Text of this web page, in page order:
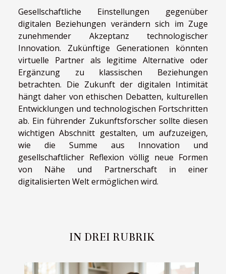
Gesellschaftliche Einstellungen gegenüber
digitalen Beziehungen verändern sich im Zuge
zunehmender Akzeptanz technologischer
Innovation. Zukünftige Generationen könnten
virtuelle Partner als legitime Alternative oder
Ergänzung zu klassischen Beziehungen
betrachten. Die Zukunft der digitalen Intimität
hängt daher von ethischen Debatten, kulturellen
Entwicklungen und technologischen Fortschritten
ab. Ein führender Zukunftsforscher sollte diesen
wichtigen Abschnitt gestalten, um aufzuzeigen,
wie die Summe aus Innovation und
gesellschaftlicher Reflexion völlig neue Formen
von Nähe und Partnerschaft in einer
digitalisierten Welt ermöglichen wird.
IN DREI RUBRIK